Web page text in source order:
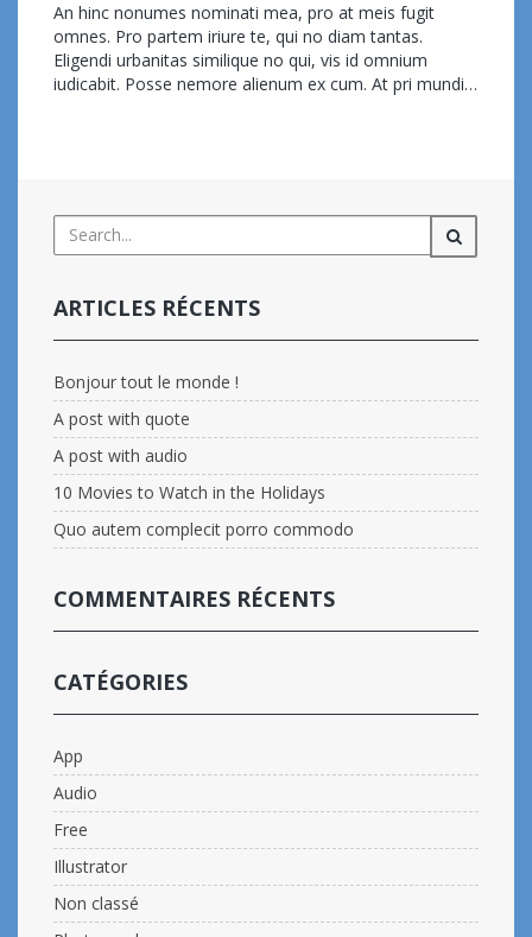
autem
complecit
porro
commodo
An hinc nonumes nominati mea, pro at meis fugit
omnes. Pro partem iriure te, qui no diam tantas.
Eligendi urbanitas similique no qui, vis id omnium
iudicabit. Posse nemore alienum ex cum. At pri mundi…
ARTICLES RÉCENTS
Bonjour tout le monde !
A post with quote
A post with audio
10 Movies to Watch in the Holidays
Quo autem complecit porro commodo
COMMENTAIRES RÉCENTS
CATÉGORIES
App
Audio
Free
Illustrator
Non classé